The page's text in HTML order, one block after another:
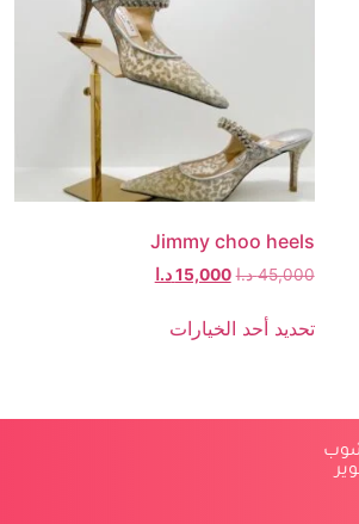
Jimmy choo heels
45,000 د.ا 15,000 د.ا
تحديد أحد الخيارات
شوب